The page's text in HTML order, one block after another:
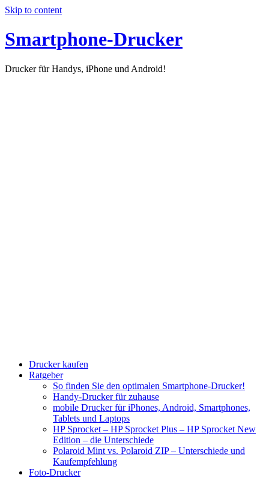
Skip to content
Smartphone-Drucker
Drucker für Handys, iPhone und Android!
Drucker kaufen
Ratgeber
So finden Sie den optimalen Smartphone-Drucker!
Handy-Drucker für zuhause
mobile Drucker für iPhones, Android, Smartphones,
Tablets und Laptops
HP Sprocket – HP Sprocket Plus – HP Sprocket New
Edition – die Unterschiede
Polaroid Mint vs. Polaroid ZIP – Unterschiede und
Kaufempfehlung
Foto-Drucker